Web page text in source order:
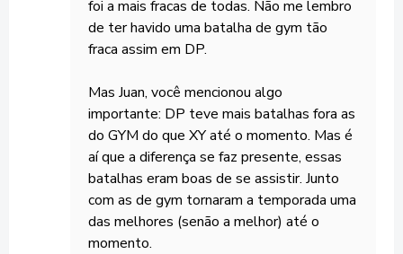
foi a mais fracas de todas. Não me lembro
de ter havido uma batalha de gym tão
fraca assim em DP.
Mas Juan, você mencionou algo
importante: DP teve mais batalhas fora as
do GYM do que XY até o momento. Mas é
aí que a diferença se faz presente, essas
batalhas eram boas de se assistir. Junto
com as de gym tornaram a temporada uma
das melhores (senão a melhor) até o
momento.